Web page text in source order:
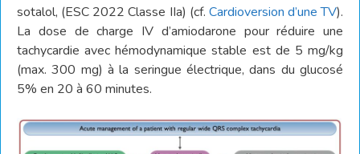
sotalol, (ESC 2022 Classe IIa) (cf. Cardioversion d’une TV).
La dose de charge IV d’amiodarone pour réduire une
tachycardie avec hémodynamique stable est de 5 mg/kg
(max. 300 mg) à la seringue électrique, dans du glucosé
5% en 20 à 60 minutes.